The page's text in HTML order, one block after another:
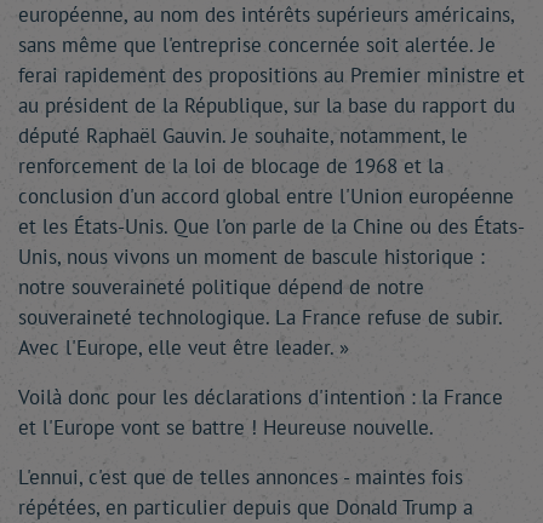
européenne, au nom des intérêts supérieurs américains,
sans même que l'entreprise concernée soit alertée. Je
ferai rapidement des propositions au Premier ministre et
au président de la République, sur la base du rapport du
député Raphaël Gauvin. Je souhaite, notamment, le
renforcement de la loi de blocage de 1968 et la
conclusion d'un accord global entre l'Union européenne
et les États-Unis. Que l'on parle de la Chine ou des États-
Unis, nous vivons un moment de bascule historique :
notre souveraineté politique dépend de notre
souveraineté technologique. La France refuse de subir.
Avec l'Europe, elle veut être leader. »
Voilà donc pour les déclarations d'intention : la France
et l'Europe vont se battre ! Heureuse nouvelle.
L'ennui, c'est que de telles annonces - maintes fois
répétées, en particulier depuis que Donald Trump a